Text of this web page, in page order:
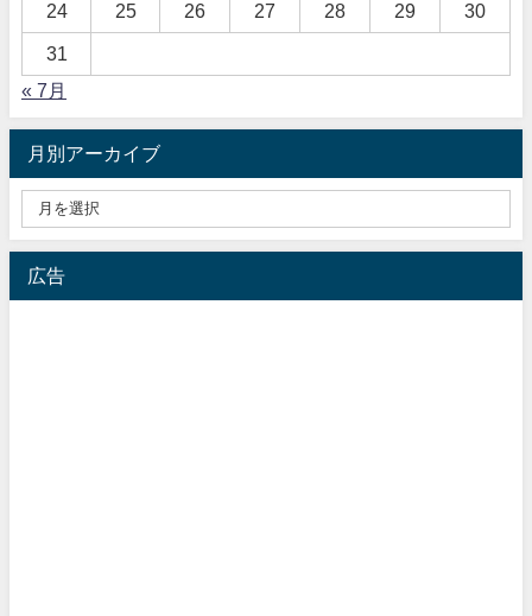
24 25 26 27 28 29 30
31
« 7月
月別アーカイブ
広告